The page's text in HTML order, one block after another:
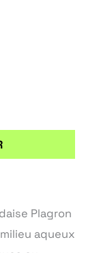
Plagron
aqueux